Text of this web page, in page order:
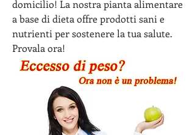
domicilio! La nostra pianta alimentare
a base di dieta offre prodotti sani e
nutrienti per sostenere la tua salute.
Provala ora!